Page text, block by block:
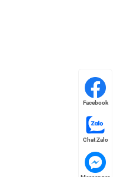
Facebook
Chat Zalo